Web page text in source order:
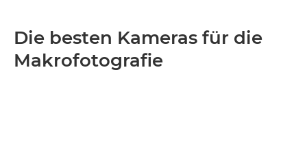
Die besten Kameras für die
Makrofotografie